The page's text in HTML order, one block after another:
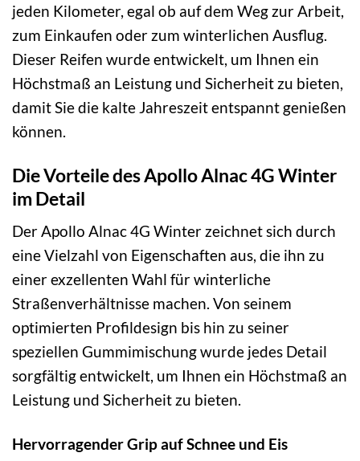
jeden Kilometer, egal ob auf dem Weg zur Arbeit,
zum Einkaufen oder zum winterlichen Ausflug.
Dieser Reifen wurde entwickelt, um Ihnen ein
Höchstmaß an Leistung und Sicherheit zu bieten,
damit Sie die kalte Jahreszeit entspannt genießen
können.
Die Vorteile des Apollo Alnac 4G Winter
im Detail
Der Apollo Alnac 4G Winter zeichnet sich durch
eine Vielzahl von Eigenschaften aus, die ihn zu
einer exzellenten Wahl für winterliche
Straßenverhältnisse machen. Von seinem
optimierten Profildesign bis hin zu seiner
speziellen Gummimischung wurde jedes Detail
sorgfältig entwickelt, um Ihnen ein Höchstmaß an
Leistung und Sicherheit zu bieten.
Hervorragender Grip auf Schnee und Eis